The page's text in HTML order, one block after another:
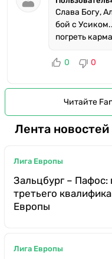
Слава Богу,
бой с
погреть
0 0
Читайте
Лента новостей
Лига Европы
Зальцбург – Пафос:
третьего
Европы
Лига Европы